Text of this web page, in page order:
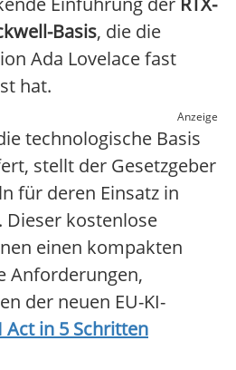
Basis, die die
Ada Lovelace fast
hat.
Anzeige
technologische Basis
stellt der Gesetzgeber
für deren Einsatz in
kostenlose
einen kompakten
Anforderungen,
der neuen EU-KI-
Act in 5 Schritten